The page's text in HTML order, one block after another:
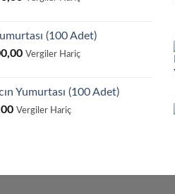
(100 Adet)
Vergiler Hariç
Yumurtası (100 Adet)
Vergiler Hariç